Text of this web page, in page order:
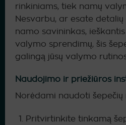
rinkiniams, tiek namų
Nesvarbu, ar esate
namo savininkas,
valymo sprendimų, šis
galingą jūsų valymo
Naudojimo ir priežiūros
Norėdami naudoti šepečių
Pritvirtinkite tinkamą